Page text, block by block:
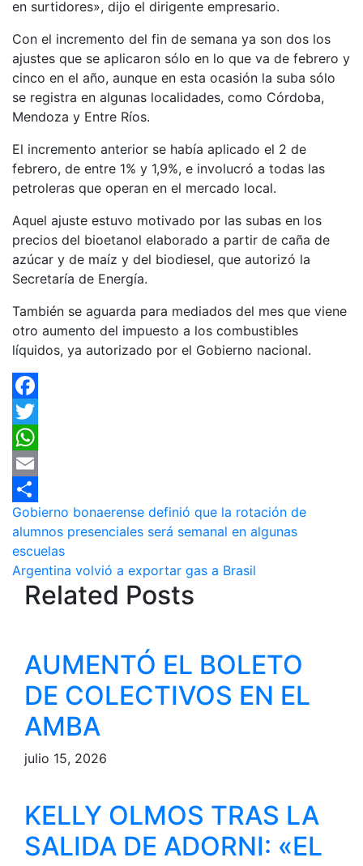
en surtidores», dijo el dirigente empresario.
Con el incremento del fin de semana ya son dos los
ajustes que se aplicaron sólo en lo que va de febrero y
cinco en el año, aunque en esta ocasión la suba sólo
se registra en algunas localidades, como Córdoba,
Mendoza y Entre Ríos.
El incremento anterior se había aplicado el 2 de
febrero, de entre 1% y 1,9%, e involucró a todas las
petroleras que operan en el mercado local.
Aquel ajuste estuvo motivado por las subas en los
precios del bioetanol elaborado a partir de caña de
azúcar y de maíz y del biodiesel, que autorizó la
Secretaría de Energía.
También se aguarda para mediados del mes que viene
otro aumento del impuesto a los combustibles
líquidos, ya autorizado por el Gobierno nacional.
Facebook
Twitter
WhatsApp
Email
Compartir
Navegación
de
entradas
Gobierno bonaerense definió que la rotación de
alumnos presenciales será semanal en algunas
escuelas
Argentina volvió a exportar gas a Brasil
Related Posts
AUMENTÓ EL BOLETO
DE COLECTIVOS EN EL
AMBA
julio 15, 2026
KELLY OLMOS TRAS LA
SALIDA DE ADORNI: «EL